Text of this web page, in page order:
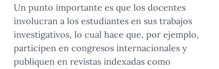
Un punto importante es que los docentes
involucran a los estudiantes en sus trabajos
investigativos, lo cual hace que, por ejemplo,
participen en congresos internacionales y
publiquen en revistas indexadas como